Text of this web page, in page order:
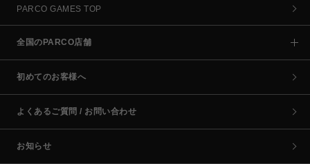
PARCO GAMES TOP
全国のPARCO店舗
初めてのお客様へ
よくあるご質問 / お問い合わせ
お知らせ